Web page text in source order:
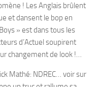
! Les Anglais brûlent
et dansent le bop en
» est dans tous les
d’Actuel soupirent
changement de look !…
Mathé: NDREC… voir sur